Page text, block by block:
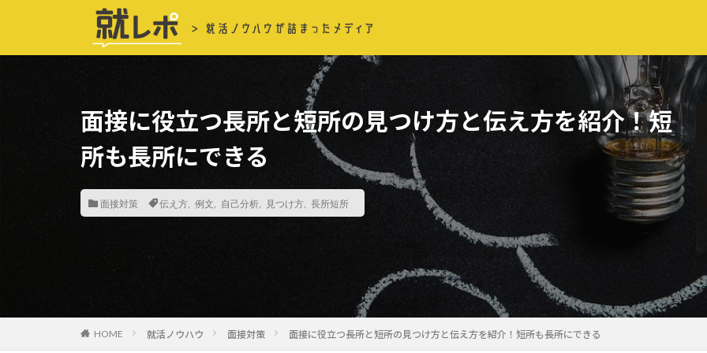
面接に役立つ長所と短所の見つけ方と伝え方を紹介！短
所も長所にできる
面接対策 伝え方 例文 自己分析 見つけ方 長所短所
HOME 就活ノウハウ 面接対策 面接に役立つ長所と短所の見つけ方と伝え方を紹介！短所も長所にできる